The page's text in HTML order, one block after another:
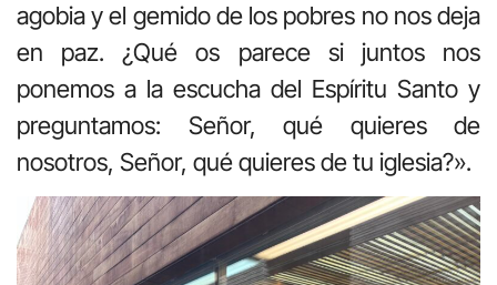
agobia y el gemido de los pobres no nos deja
en paz. ¿Qué os parece si juntos nos
ponemos a la escucha del Espíritu Santo y
preguntamos: Señor, qué quieres de
nosotros, Señor, qué quieres de tu iglesia?».